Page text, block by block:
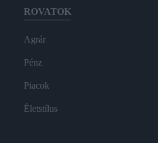
ROVATOK
Agrár
Pénz
Piacok
Életstílus